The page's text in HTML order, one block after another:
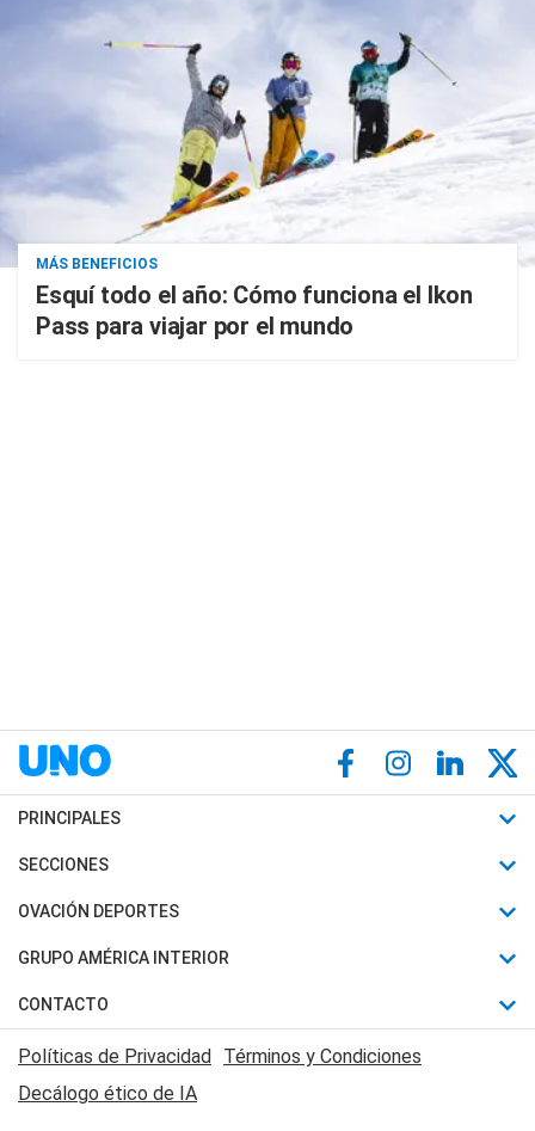
MÁS BENEFICIOS
Esquí todo el año: Cómo funciona el Ikon
Pass para viajar por el mundo
PRINCIPALES
Últimas Noticias
Política
Judiciales
Economia
SECCIONES
Horóscopo
Motores
Trucos caseros
Series y Películas
Edictos y Solicitadas
OVACIÓN DEPORTES
Fútbol
Mundial
Automovilismo
Rugby
GRUPO AMÉRICA INTERIOR
Canal 7 en Vivo
CONTACTO
Acerca de Nosotros
Contactanos
Políticas de Privacidad Términos y Condiciones
Decálogo ético de IA